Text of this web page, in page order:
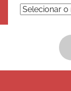
Arquivos